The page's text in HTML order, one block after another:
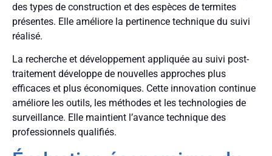
des types de construction et des espèces de termites
présentes. Elle améliore la pertinence technique du suivi
réalisé.
La recherche et développement appliquée au suivi post-
traitement développe de nouvelles approches plus
efficaces et plus économiques. Cette innovation continue
améliore les outils, les méthodes et les technologies de
surveillance. Elle maintient l’avance technique des
professionnels qualifiés.